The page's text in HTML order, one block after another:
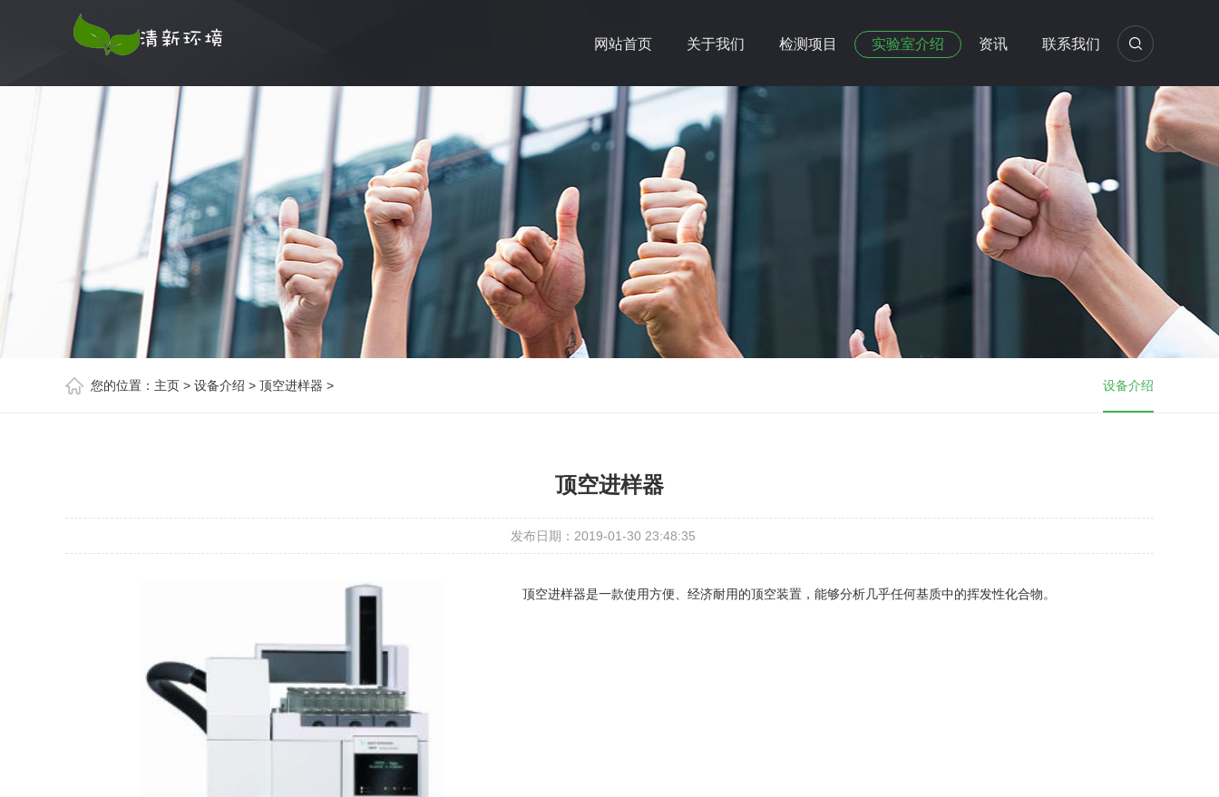
网站首页 关于我们 检测项目 实验室介绍 资讯 联系我们
您的位置： 主页 > 设备介绍 > 顶空进样器 > 设备介绍
顶空进样器
发布日期：2019-01-30 23:48:35
顶空进样器是一款使用方便、经济耐用的顶空装置，能够分析几乎任何基质中的挥发性化合物。